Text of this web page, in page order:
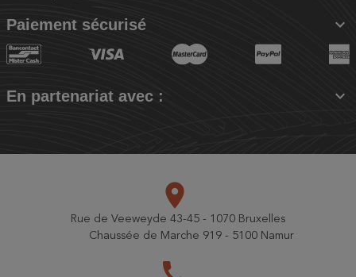
Paiement sécurisé 
En partenariat avec : 
place
Rue de Veeweyde 43-45 - 1070 Bruxelles
Chaussée de Marche 919 - 5100 Namur